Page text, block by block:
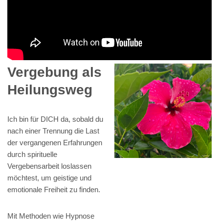
Vergebung als
Heilungsweg
Ich bin für DICH da, sobald du
nach einer Trennung die Last
der vergangenen Erfahrungen
durch spirituelle
Vergebensarbeit loslassen
möchtest, um geistige und
emotionale Freiheit zu finden.
Mit Methoden wie Hypnose